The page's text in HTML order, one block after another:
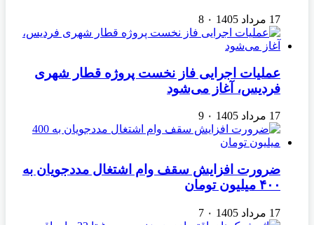
17 مرداد 1405 ۰ 8
عملیات اجرایی فاز نخست پروژه قطار شهری
فردیس، آغاز می‌شود
17 مرداد 1405 ۰ 9
ضرورت افزایش سقف وام اشتغال مددجویان به
۴۰۰ میلیون تومان
17 مرداد 1405 ۰ 7